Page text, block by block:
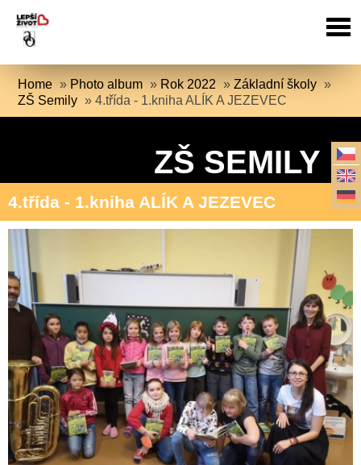
Home » Photo album » Rok 2022 »Základní školy »
ZŠ Semily »4.třída - 1.kniha ALÍK A JEZEVEC
ZŠ SEMILY
4.třída - 1.kniha ALÍK A JEZEVEC